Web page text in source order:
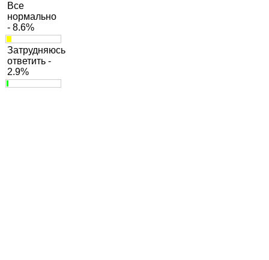
Все
нормально
- 8.6%
Затрудняюсь
ответить -
2.9%